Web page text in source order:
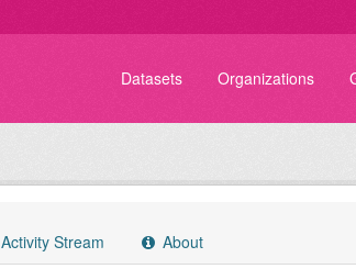
Datasets Organizations
Activity Stream About